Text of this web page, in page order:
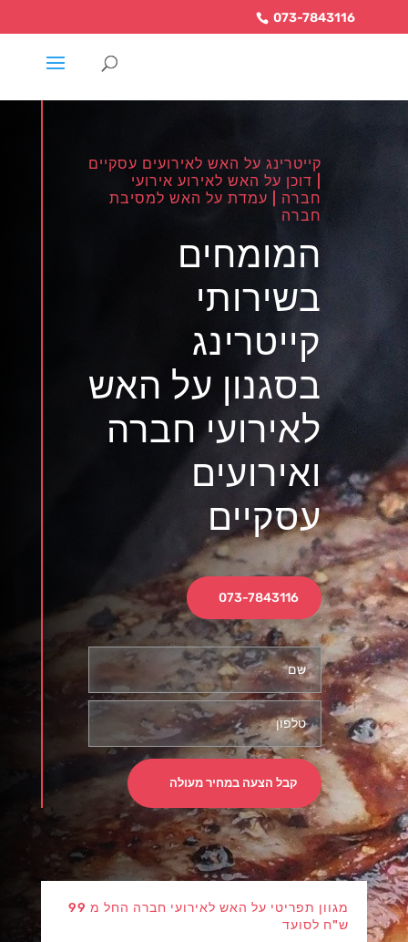
073-7843116
קייטרינג על האש לאירועים עסקיים
| דוכן על האש לאירוע אירועי
חברה | עמדת על האש למסיבת
חברה
המומחים
בשירותי
קייטרינג
בסגנון על האש
לאירועי חברה
ואירועים
עסקיים
073-7843116
קבל הצעה במחיר מעולה
מגוון תפריטי על האש לאירועי חברה החל מ 99
ש"ח לסועד